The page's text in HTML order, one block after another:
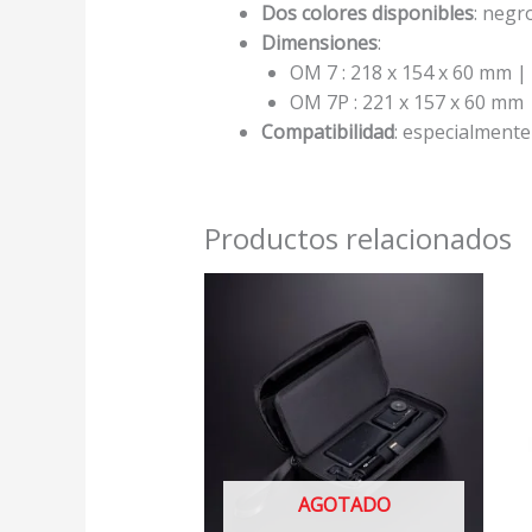
Dos colores disponibles:
Dimensiones:
OM 7 : 218 x 154 x 60 mm |
OM 7P : 221 x 157 x 60
Compatibilidad:
Productos relacionados
AGOTADO